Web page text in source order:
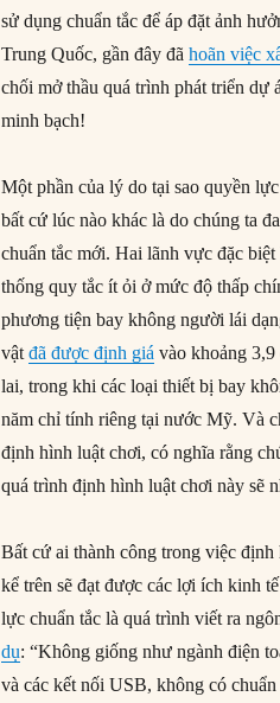
sử dụng chuẩn tắc để áp đặt ảnh
Trung Quốc, gần đây đãhoãn việc
chối mở thầu quá trình phát triển
minh bạch!
Một phần của lý do tại sao quyền
bất cứ lúc nào khác là do chúng ta
chuẩn tắc mới. Hai lãnh vực đặc
thống quy tắc ít ỏi ở mức độ thấp
phương tiện bay không người lái
vậtđã được định giá vào khoảng
lai, trong khi các loại thiết bị bay
năm chỉ tính riêng tại nước Mỹ. Và
định hình luật chơi, có nghĩa rằng
quá trình định hình luật chơi này sẽ
Bất cứ ai thành công trong việc
kể trên sẽ đạt được các lợi ích kinh
lực chuẩn tắc là quá trình viết ra
dụ: “Không giống như ngành điện
và các kết nối USB, không có